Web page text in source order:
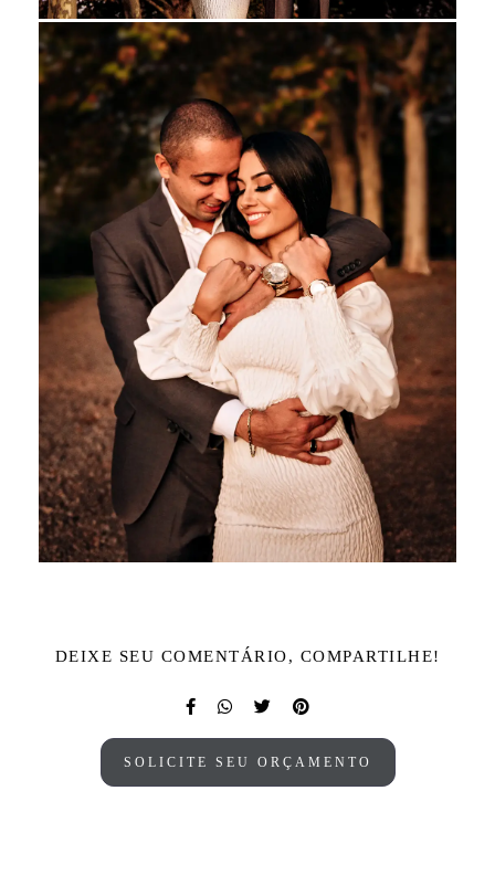
DEIXE SEU COMENTÁRIO, COMPARTILHE!
SOLICITE SEU ORÇAMENTO